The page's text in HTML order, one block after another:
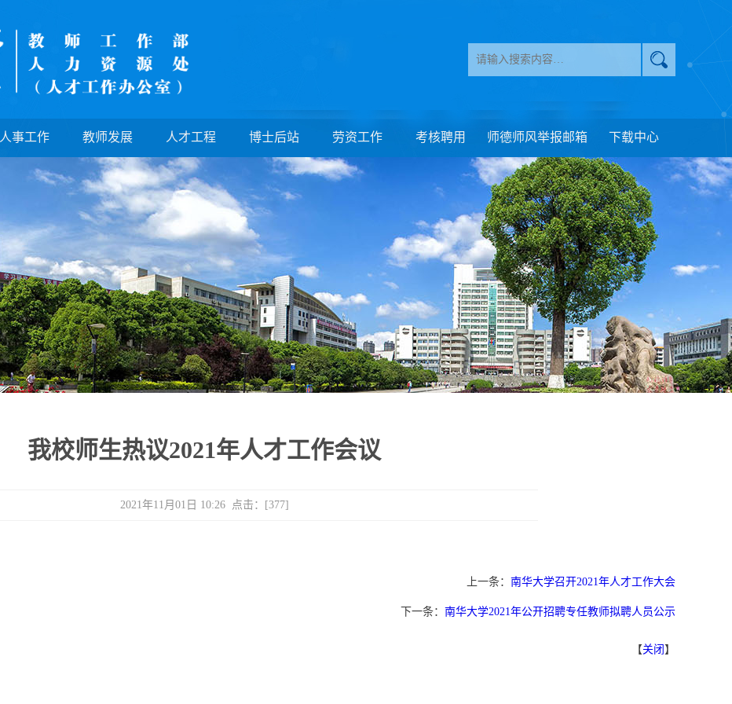
人事工作 教师发展 人才工程 博士后站 劳资工作 考核聘用 师德师风举报邮箱 下载中心
我校师生热议2021年人才工作会议
2021年11月01日 10:26 点击：[377]
上一条： ​南华大学召开2021年人才工作大会
下一条： 南华大学2021年公开招聘专任教师拟聘人员公示
【关闭 】